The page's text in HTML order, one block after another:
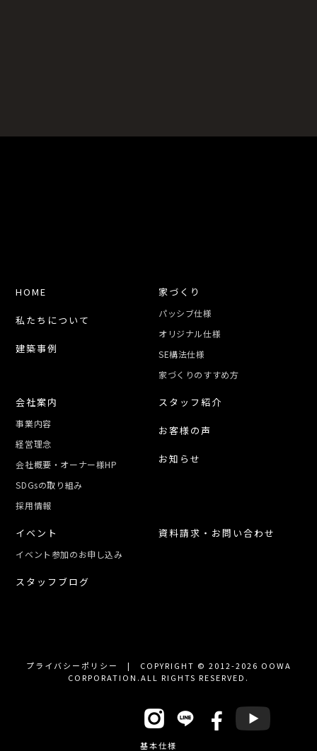
HOME
私たちについて
建築事例
家づくり
パッシブ仕様
オリジナル仕様
SE構法仕様
家づくりのすすめ方
会社案内
事業内容
経営理念
会社概要・オーナー様HP
SDGsの取り組み
採用情報
スタッフ紹介
お客様の声
お知らせ
イベント
イベント参加のお申し込み
スタッフブログ
資料請求・お問い合わせ
プライバシーポリシー
| COPYRIGHT © 2012-2026 OOWA
CORPORATION.ALL RIGHTS RESERVED.
基本仕様